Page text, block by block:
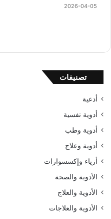
2026-04-05
تصنيفات
أدعية
أدوية نفسية
أدوية وطب
أدوية وعلاج
أزياء وإكسسوارات
الأدوية والصحة
الأدوية والعلاج
الأدوية والعلاجات